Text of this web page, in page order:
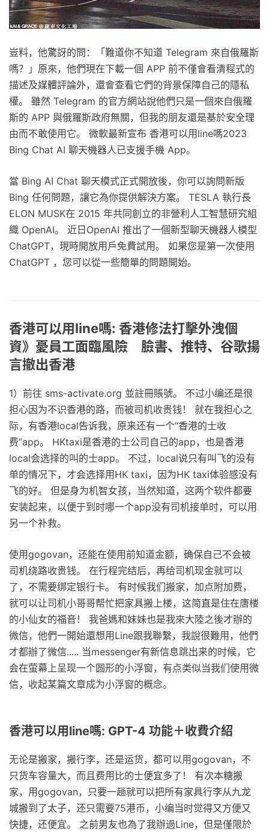
豈料，他驚訝的問：「難道你不知道 Telegram 來自俄羅斯
嗎？」原來，他們現在下載一個 APP 前不僅會看清程式的
描述及媒體評論外，還會查看它們的背景保障自己的隱私
權。 雖然 Telegram 的官方網站說他們只是一個來自俄羅
斯的 APP 與俄羅斯政府無關，但我的朋友還是基於安全理
由而不敢使用它。 微軟最新宣布 香港可以用line嗎2023
Bing Chat AI 聊天機器人已支援手機 App。
當 Bing AI Chat 聊天模式正式開放後，你可以詢問新版
Bing 任何問題，讓它為你提供解決方案。 TESLA 執行長
ELON MUSK在 2015 年共同創立的非營利人工智慧研究組
織 OpenAI。 近日OpenAI 推出了一個新型聊天機器人模型
ChatGPT，現時開放用戶免費試用。 如果您是第一次使用
ChatGPT ，您可以從一些簡單的問題開始。
香港可以用line嗎: 香港修法打擊外洩個
資》憂員工面臨風險 臉書、推特、谷歌揚
言撤出香港
1）前往 sms-activate.org 並註冊賬號。 不过小编还是很
担心因为不识香港的路，而被司机收贵钱！ 就在我担心之
际，有香港local告诉我，原来还有一个“香港的士收
费”app。 HKtaxi是香港的士公司自己的app，也是香港
local会选择的叫的士app。 不过，local说只有叫飞的没有
单的情况下，才会选择用HK taxi，因为HK taxi体验感没有
飞的好。 但是身为机智女孩，当然知道，这两个软件都要
安装起来，以便于到时哪一个app没有司机接单时，可以用
另一个补救。
使用gogovan，还能在使用前知道金额，确保自己不会被
司机绕路收贵钱。 在行程完结后，再给司机现金就可以
了，不需要绑定银行卡。 有时候我们搬家，加点附加费，
就可以让司机小哥哥帮忙把家具搬上楼，这简直是住在唐楼
的小仙女的福音！ 我爸媽和妹妹也是我來大陸之後才辦的
微信，他們一開始還想用Line跟我聯繫，我說很難用，他們
才都辦了微信..... 当messenger有新信息跳出来的时候，它
会在萤幕上呈现一个圆形的小浮窗，有点类似当我们使用微
信，收起某篇文章成为小浮窗的概念。
香港可以用line嗎: GPT-4 功能＋收費介紹
无论是搬家，搬行李，还是运货，都可以用gogovan，不
只货车容量大，而且费用比的士便宜多了！ 有次本糖搬
家，用gogovan，只要一趟就可以把所有家具行李从九龙
城搬到了太子，还只需要75港币，小编当时觉得又方便又
快捷，还便宜。 之前男友也為了我辦過Line，但是僅限於